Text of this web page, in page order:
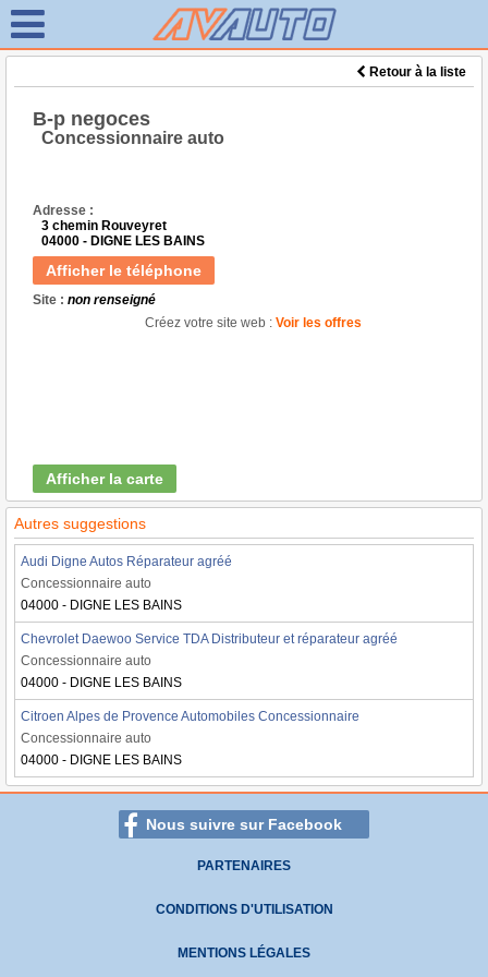
Retour à la liste
B-p negoces
Concessionnaire auto
Adresse :
3 chemin Rouveyret
04000 - DIGNE LES BAINS
Afficher le téléphone
Site : non renseigné
Créez votre site web : Voir les offres
Afficher la carte
Autres suggestions
Audi Digne Autos Réparateur agréé
Concessionnaire auto
04000 - DIGNE LES BAINS
Chevrolet Daewoo Service TDA Distributeur et réparateur agréé
Concessionnaire auto
04000 - DIGNE LES BAINS
Citroen Alpes de Provence Automobiles Concessionnaire
Concessionnaire auto
04000 - DIGNE LES BAINS
Nous suivre sur Facebook
PARTENAIRES
CONDITIONS D'UTILISATION
MENTIONS LÉGALES